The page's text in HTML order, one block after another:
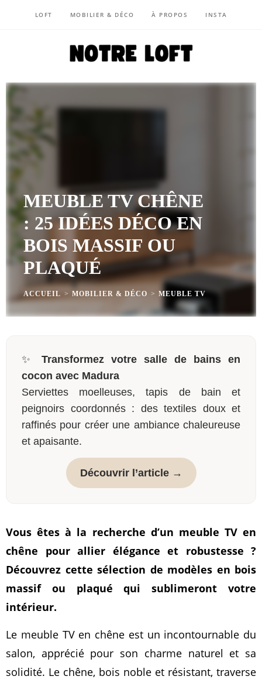
LOFT MOBILIER & DÉCO À PROPOS INSTA
MEUBLE TV CHÊNE
: 25 IDÉES DÉCO EN
BOIS MASSIF OU
PLAQUÉ
ACCUEIL > MOBILIER & DÉCO > MEUBLE TV
✨ Transformez votre salle de bains en
cocon avec Madura
Serviettes moelleuses, tapis de bain et
peignoirs coordonnés : des textiles doux et
raffinés pour créer une ambiance chaleureuse
et apaisante.
Découvrir l’article →
Vous êtes à la recherche d’un meuble TV en
chêne pour allier élégance et robustesse ?
Découvrez cette sélection de modèles en bois
massif ou plaqué qui sublimeront votre
intérieur.
Le meuble TV en chêne est un incontournable du
salon, apprécié pour son charme naturel et sa
solidité. Le chêne, bois noble et résistant, traverse